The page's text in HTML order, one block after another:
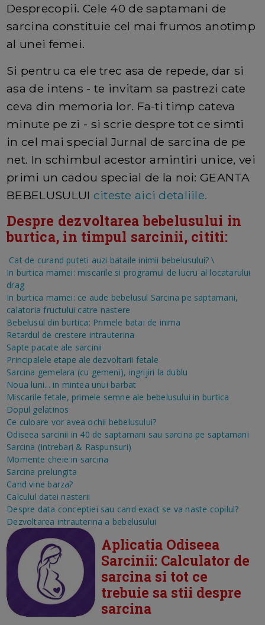
Desprecopii. Cele 40 de saptamani de
sarcina constituie cel mai frumos anotimp
al unei femei.
Si pentru ca ele trec asa de repede, dar si
asa de intens - te invitam sa pastrezi cate
ceva din memoria lor. Fa-ti timp cateva
minute pe zi - si scrie despre tot ce simti
in cel mai special Jurnal de sarcina de pe
net. In schimbul acestor amintiri unice, vei
primi un cadou special de la noi: GEANTA
BEBELUSULUI citeste aici detaliile.
Despre dezvoltarea bebelusului in
burtica, in timpul sarcinii, cititi:
Cat de curand puteti auzi bataile inimii bebelusului? \
In burtica mamei: miscarile si programul de lucru al locatarului
drag
In burtica mamei: ce aude bebelusul Sarcina pe saptamani,
calatoria fructului catre nastere
Bebelusul din burtica: Primele batai de inima
Retardul de crestere intrauterina
Sapte pacate ale sarcinii
Principalele etape ale dezvoltarii fetale
Sarcina gemelara (cu gemeni), ingrijiri la dublu
Noua luni... in mintea unui barbat
Miscarile fetale, primele semne ale bebelusului in burtica
Dopul gelatinos
Ce culoare vor avea ochii bebelusului?
Odiseea sarcinii in 40 de saptamani sau sarcina pe saptamani
Sarcina (Intrebari & Raspunsuri)
Momente cheie in sarcina
Sarcina prelungita
Cand vine barza?
Calculul datei nasterii
Despre data conceptiei sau cand exact se va naste copilul?
Dezvoltarea intrauterina a bebelusului
Aplicatia Odiseea
Sarcinii: Calculator de
sarcina si tot ce
trebuie sa stii despre
sarcina